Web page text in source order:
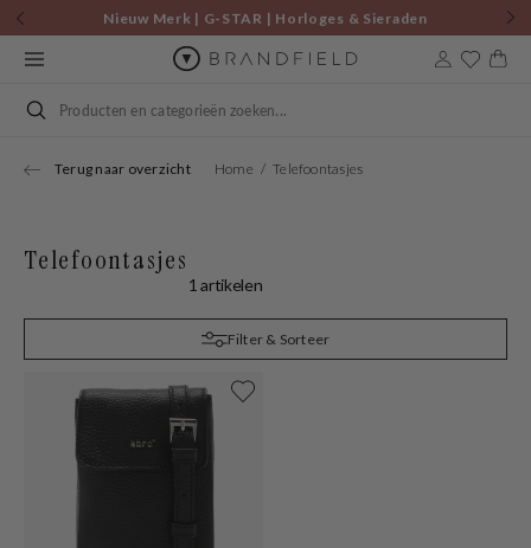
Skip to
content
Nieuw Merk | G-STAR | Horloges & Sieraden
Cart
Search
Terug naar overzicht Home Telefoontasjes
Telefoontasjes
1 artikelen
Filter & Sorteer